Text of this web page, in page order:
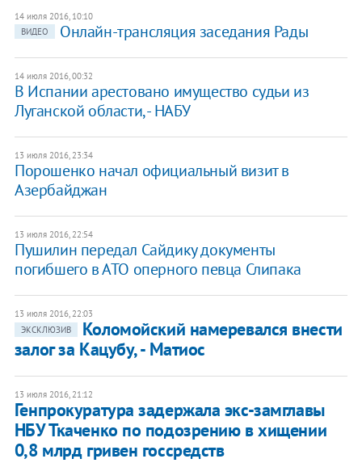
14 июля 2016, 10:10
ВИДЕО
Онлайн-трансляция заседания Рады
14 июля 2016, 00:32
В Испании арестовано имущество судьи из
Луганской области, - НАБУ
13 июля 2016, 23:34
Порошенко начал официальный визит в
Азербайджан
13 июля 2016, 22:54
Пушилин передал Сайдику документы
погибшего в АТО оперного певца Слипака
13 июля 2016, 22:03
ЭКСКЛЮЗИВ
Коломойский намеревался внести
залог за Кацубу, - Матиос
13 июля 2016, 21:12
Генпрокуратура задержала экс-замглавы
НБУ Ткаченко по подозрению в хищении
0,8 млрд гривен госсредств